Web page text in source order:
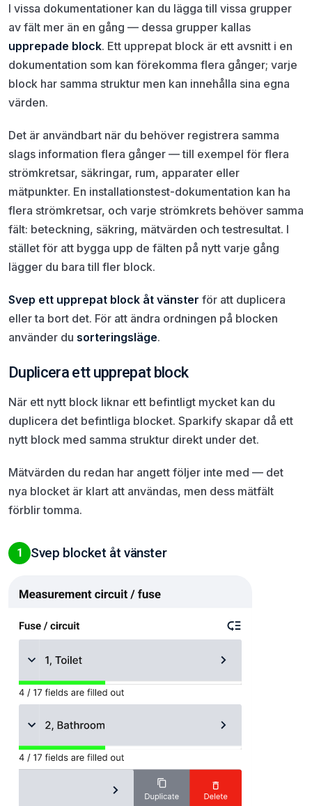
I vissa dokumentationer kan du lägga till vissa grupper
av fält mer än en gång — dessa grupper kallas
upprepade block. Ett upprepat block är ett avsnitt i en
dokumentation som kan förekomma flera gånger; varje
block har samma struktur men kan innehålla sina egna
värden.
Det är användbart när du behöver registrera samma
slags information flera gånger — till exempel för flera
strömkretsar, säkringar, rum, apparater eller
mätpunkter. En installationstest-dokumentation kan ha
flera strömkretsar, och varje strömkrets behöver samma
fält: beteckning, säkring, mätvärden och testresultat. I
stället för att bygga upp de fälten på nytt varje gång
lägger du bara till fler block.
Svep ett upprepat block åt vänster för att duplicera
eller ta bort det. För att ändra ordningen på blocken
använder du sorteringsläge.
Duplicera ett upprepat block
När ett nytt block liknar ett befintligt mycket kan du
duplicera det befintliga blocket. Sparkify skapar då ett
nytt block med samma struktur direkt under det.
Mätvärden du redan har angett följer inte med — det
nya blocket är klart att användas, men dess mätfält
förblir tomma.
1 Svep blocket åt vänster